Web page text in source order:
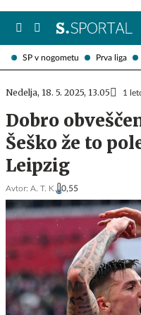
SP v nogometu Prva liga
Nedelja, 18. 5. 2025, 13.05 1
Dobro
Šeško že to
Leipzig
Avtor: A. T. K. 0,55